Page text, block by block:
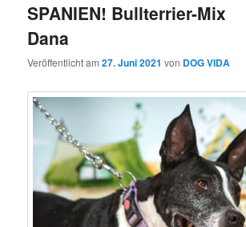
SPANIEN! Bullterrier-Mix
Dana
Veröffentlicht am27. Juni 2021 von DOG VIDA